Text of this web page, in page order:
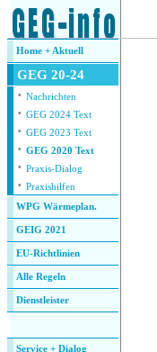
Home + Aktuell
GEG 20-24
· Nachrichten
· GEG 2024 Text
· GEG 2023 Text
· GEG 2020 Text
· Praxis-Dialog
· Praxishilfen
WPG Wärmeplan.
GEIG 2021
EU-Richtlinien
Alle Regeln
Dienstleister
Service + Dialog